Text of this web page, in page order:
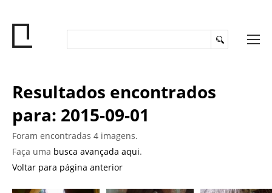
Resultados encontrados
para: 2015-09-01
Foram encontradas 4 imagens.
Faça uma busca avançada aqui.
Voltar para página anterior